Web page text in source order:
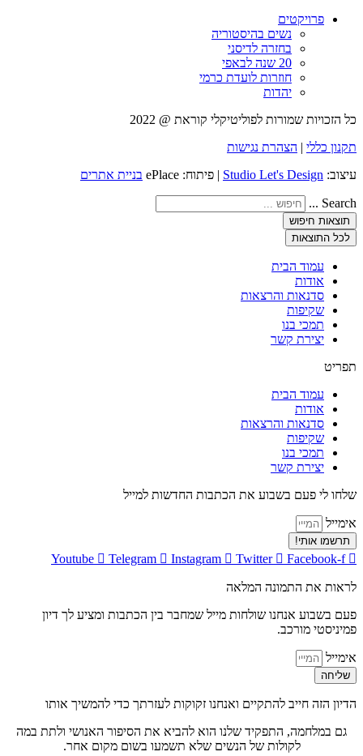
פרויקטים
נשים בהיסטוריה
בחזרה לדיסני
20 שנה לבאפי
חוזרות לועדת כרמי
יהדות
כל הזכויות שמורות לפוליטיקלי קוראת @ 2022
תקנון כללי | הצהרת נגישות
עיצוב: Studio Let's Design | פיתוח: ePlace בניית אתרים
Search ...
תוצאות חיפוש
לכל התוצאות
עמוד הבית
אודות
סדנאות והרצאות
שקיפות
תמכי בנו
יצירת קשר
תפריט
עמוד הבית
אודות
סדנאות והרצאות
שקיפות
תמכי בנו
יצירת קשר
שלחו לי פעם בשבוע את הכתבות החדשות למייל
אימייל
תרשמו אותי!
Youtube Telegram Instagram Twitter Facebook-f
לראות את התמונה המלאה
פעם בשבוע אנחנו שולחות מייל שמחבר בין הכתבות ומציע לך דיון
פמיניסטי מורכב.
אימייל
שליחה
הדיון הזה חייב להתקיים ואנחנו זקוקות לעזרתך כדי להמשיך אותו
גם במלחמה, התפקיד שלנו הוא להביא את הסיפור האנושי ולתת במה
לקולות של הנשים שלא תשמעו בשום מקום אחר.